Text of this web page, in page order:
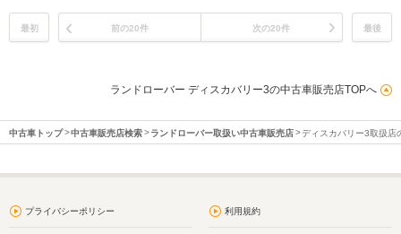
最初 前の20件 次の20件 最後
ランドローバー ディスカバリー3の中古車販売店TOPへ
中古車トップ 中古車販売店検索 ランドローバー取扱い中古車販売店 ディスカバリー3取扱店
プライバシーポリシー 利用規約